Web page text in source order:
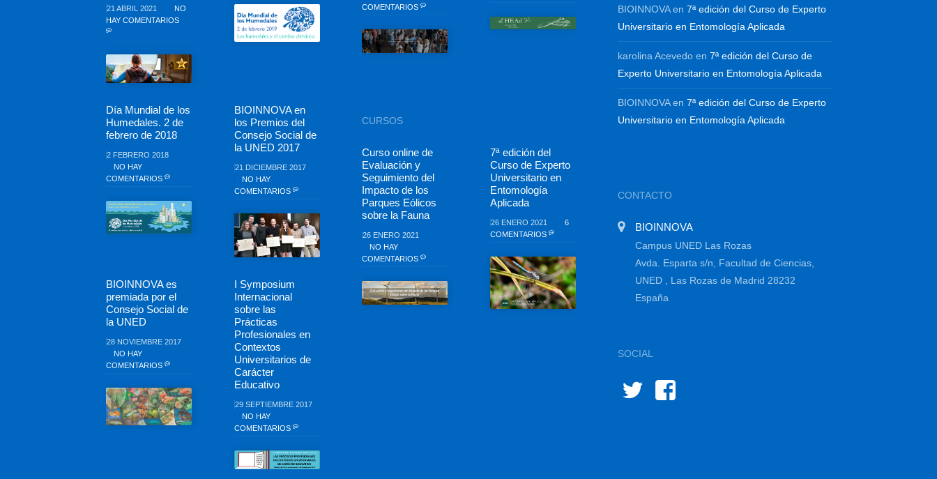
21 ABRIL 2021
NO
HAY COMENTARIOS
Día Mundial de los
Humedales. 2 de
febrero de 2018
2 FEBRERO 2018
NO HAY
COMENTARIOS
BIOINNOVA en
los Premios del
Consejo Social de
la UNED 2017
21 DICIEMBRE 2017
NO HAY
COMENTARIOS
BIOINNOVA es
premiada por el
Consejo Social de
la UNED
28 NOVIEMBRE 2017
NO HAY
COMENTARIOS
I Symposium
Internacional
sobre las
Prácticas
Profesionales en
Contextos
Universitarios de
Carácter
Educativo
29 SEPTIEMBRE 2017
NO HAY
COMENTARIOS
COMENTARIOS
CURSOS
Curso online de
Evaluación y
Seguimiento del
Impacto de los
Parques Eólicos
sobre la Fauna
26 ENERO 2021
NO HAY
COMENTARIOS
7ª edición del
Curso de Experto
Universitario en
Entomología
Aplicada
26 ENERO 2021
6
COMENTARIOS
BIOINNOVAen7ª edición del Curso de Experto
Universitario en Entomología Aplicada
karolina Acevedo en7ª edición del Curso de
Experto Universitario en Entomología Aplicada
BIOINNOVAen7ª edición del Curso de Experto
Universitario en Entomología Aplicada
CONTACTO
BIOINNOVA
Campus UNED Las Rozas
Avda. Esparta s/n, Facultad de Ciencias,
UNED , Las Rozas de Madrid 28232
España
SOCIAL